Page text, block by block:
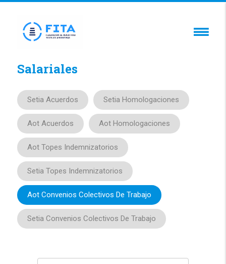
Salariales
Setia Acuerdos Setia Homologaciones
Aot Acuerdos Aot Homologaciones
Aot Topes Indemnizatorios
Setia Topes Indemnizatorios
Aot Convenios Colectivos De Trabajo
Setia Convenios Colectivos De Trabajo